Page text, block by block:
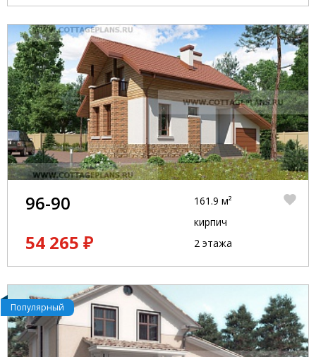
96-90
54 265 ₽
161.9 м²
кирпич
2 этажа
Популярный